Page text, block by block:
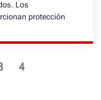
4
Los
protección